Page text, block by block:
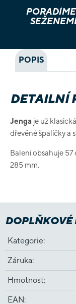
POPIS
DETAILNÍ
Jenga je už
dřevěné špalíčky a
Balení obsahuje 57
285 mm.
DOPLŇKOVÉ
Kategorie:
Záruka:
Hmotnost:
EAN: